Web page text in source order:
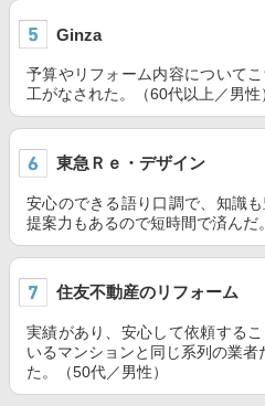
Ginza
予算やリフォーム内容について
工がなされた。（60代以上／男性
東急Ｒｅ・デザイン
安心のできる語り口調で、知識
提案力もあるので短時間で済んだ
住友不動産のリフォーム
実績があり、安心して依頼する
いるマンションと同じ系列の業
た。（50代／男性）